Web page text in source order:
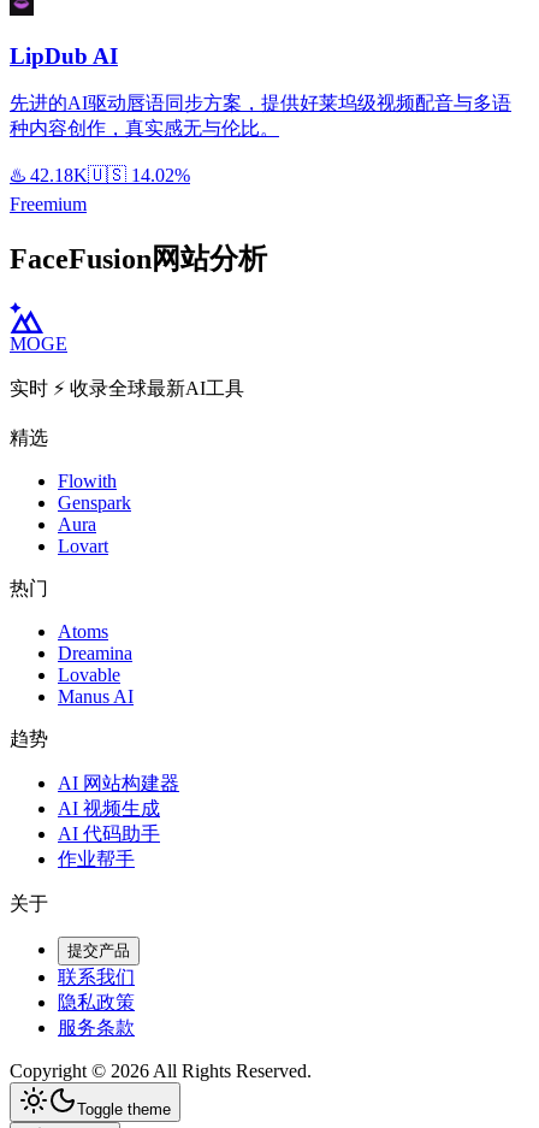
LipDub AI
先进的AI驱动唇语同步方案，提供好莱坞级视频配音与多语
种内容创作，真实感无与伦比。
♨️ 42.18K🇺🇸 14.02%
Freemium
FaceFusion网站分析
MOGE
实时 ⚡️ 收录全球最新AI工具
精选
Flowith
Genspark
Aura
Lovart
热门
Atoms
Dreamina
Lovable
Manus AI
趋势
AI 网站构建器
AI 视频生成
AI 代码助手
作业帮手
关于
提交产品
联系我们
隐私政策
服务条款
Copyright © 2026All Rights Reserved.
Toggle theme